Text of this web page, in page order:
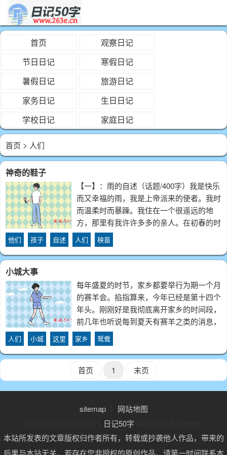
首页
观察日记
节日日记
寒假日记
暑假日记
旅游日记
家务日记
生日日记
学校日记
家庭日记
首页 > 人们
神奇的鞋子
【一】：雨的自述（话题/400字）我是快乐
而又幸福的雨，我是上帝派来的使者。我时
而温柔时而暴躁。我住在一个很遥远的地
方，那里有我许许多多的亲人。在初春的时
候，我很温柔；用淅淅沥沥的小雨洗净尘
垢，我落在了一朵野花上，野花高兴得笑了
起来。之后，我又落在了柳叶姐姐的头发
他们 孩子 自述 人们 秧苗
小城大事
每年盛夏的时节，家乡都要举行为期一个月
的赛羊会。掐指算来，今年已经是第十四个
年头。刚刚好是我彻底离开家乡的时间段，
前几年也听说每到夏天有赛羊之类的消息，
但由于那时孩子太小，再加之没有在县城举
行，所以，赛羊会仅仅是别人口中的一段消
息。从前年夏天，在城东，开始大规模建设
赛羊
人们 小城 这里 家乡 鸳鸯
首页 1 末页
sitemap丨 网站地图
日记50字
本站所发表的文章版权归作者所有，转载或抄袭他人作品，带来的
后果与本站无关。若存在您非授权的原创作品，请第一时间联系本